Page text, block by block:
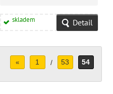
skladem Detail
« 1 / 53 54